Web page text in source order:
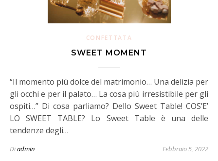
CONFETTATA
SWEET MOMENT
“Il momento più dolce del matrimonio… Una delizia per
gli occhi e per il palato… La cosa più irresistibile per gli
ospiti…” Di cosa parliamo? Dello Sweet Table! COS’E’
LO SWEET TABLE? Lo Sweet Table è una delle
tendenze degli…
Diadmin Febbraio 5, 2022